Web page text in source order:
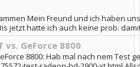
Mein Freund und ich haben
jetzt hatte ich auch keine prob.
vs. GeForce 8800
8800: Hab mal nach nem Test